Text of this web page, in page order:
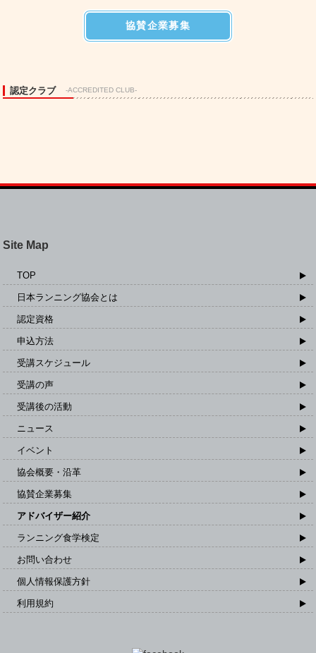
協賛企業募集
認定クラブ -ACCREDITED CLUB-
Site Map
TOP
日本ランニング協会とは
認定資格
申込方法
受講スケジュール
受講の声
受講後の活動
ニュース
イベント
協会概要・沿革
協賛企業募集
アドバイザー紹介
ランニング食学検定
お問い合わせ
個人情報保護方針
利用規約